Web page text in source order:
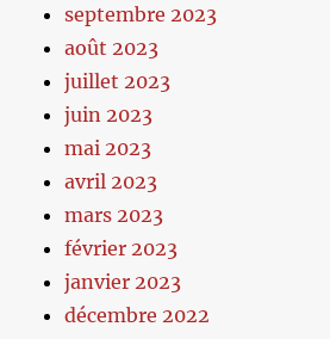
septembre 2023
août 2023
juillet 2023
juin 2023
mai 2023
avril 2023
mars 2023
février 2023
janvier 2023
décembre 2022